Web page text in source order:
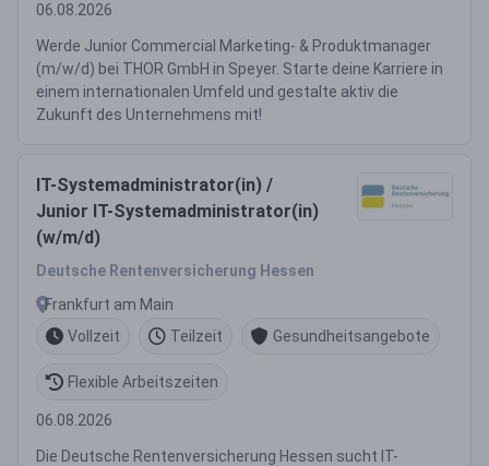
06.08.2026
Werde Junior Commercial Marketing- & Produktmanager
(m/w/d) bei THOR GmbH in Speyer. Starte deine Karriere in
einem internationalen Umfeld und gestalte aktiv die
Zukunft des Unternehmens mit!
IT-Systemadministrator(in) /
Junior IT-Systemadministrator(in)
(w/m/d)
Deutsche Rentenversicherung Hessen
Frankfurt am Main
Vollzeit
Teilzeit Gesundheitsangebote
Flexible Arbeitszeiten
06.08.2026
Die Deutsche Rentenversicherung Hessen sucht IT-